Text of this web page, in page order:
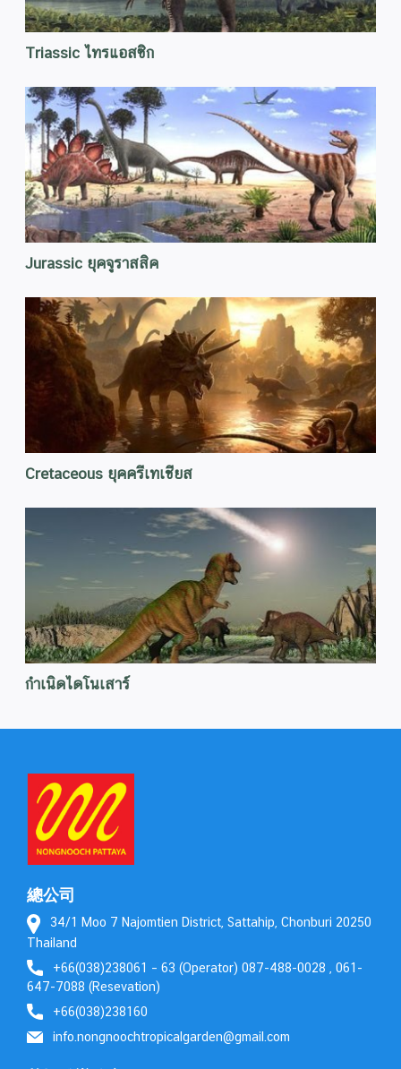
Triassic ไทรแอสซิก
Jurassic ยุคจูราสสิค
Cretaceous ยุคครีเทเชียส
กำเนิดไดโนเสาร์
總公司
34/1 Moo 7 Najomtien District, Sattahip, Chonburi 20250
Thailand
+66(038)238061 – 63 (Operator) 087-488-0028 , 061-
647-7088 (Resevation)
+66(038)238160
info.nongnoochtropicalgarden@gmail.com